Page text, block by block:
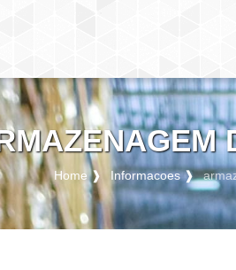
Home ❱ Informacoes ❱